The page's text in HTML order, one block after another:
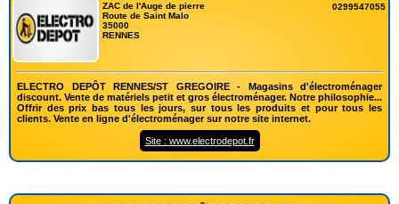
ZAC de l'Auge de pierre
Route de Saint Malo
35000
RENNES
0299547055
ELECTRO DEPÔT RENNES/ST GREGOIRE - Magasins d'électroménager
discount. Vente de matériels petit et gros électroménager. Notre philosophie...
Offrir des prix bas tous les jours, sur tous les produits et pour tous les
clients. Vente en ligne d'électroménager sur notre site internet.
Site : www.electrodepot.fr